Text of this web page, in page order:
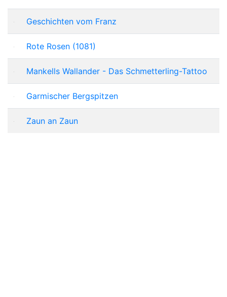
Geschichten vom Franz
Rote Rosen (1081)
Mankells Wallander - Das Schmetterling-Tattoo
Garmischer Bergspitzen
Zaun an Zaun